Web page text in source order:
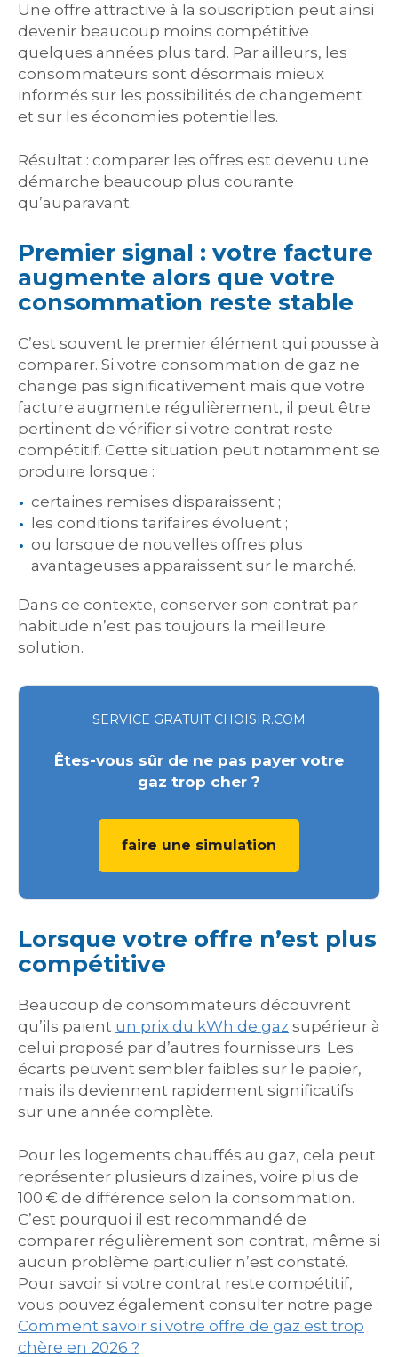
Une offre attractive à la souscription peut ainsi
devenir beaucoup moins compétitive
quelques années plus tard. Par ailleurs, les
consommateurs sont désormais mieux
informés sur les possibilités de changement
et sur les économies potentielles.
Résultat : comparer les offres est devenu une
démarche beaucoup plus courante
qu’auparavant.
Premier signal : votre facture
augmente alors que votre
consommation reste stable
C’est souvent le premier élément qui pousse à
comparer. Si votre consommation de gaz ne
change pas significativement mais que votre
facture augmente régulièrement, il peut être
pertinent de vérifier si votre contrat reste
compétitif. Cette situation peut notamment se
produire lorsque :
certaines remises disparaissent ;
les conditions tarifaires évoluent ;
ou lorsque de nouvelles offres plus
avantageuses apparaissent sur le marché.
Dans ce contexte, conserver son contrat par
habitude n’est pas toujours la meilleure
solution.
SERVICE GRATUIT CHOISIR.COM
Êtes-vous sûr de ne pas payer votre
gaz trop cher ?
faire une simulation
Lorsque votre offre n’est plus
compétitive
Beaucoup de consommateurs découvrent
qu’ils paient un prix du kWh de gaz supérieur à
celui proposé par d’autres fournisseurs. Les
écarts peuvent sembler faibles sur le papier,
mais ils deviennent rapidement significatifs
sur une année complète.
Pour les logements chauffés au gaz, cela peut
représenter plusieurs dizaines, voire plus de
100 € de différence selon la consommation.
C’est pourquoi il est recommandé de
comparer régulièrement son contrat, même si
aucun problème particulier n’est constaté.
Pour savoir si votre contrat reste compétitif,
vous pouvez également consulter notre page :
Comment savoir si votre offre de gaz est trop
chère en 2026 ?